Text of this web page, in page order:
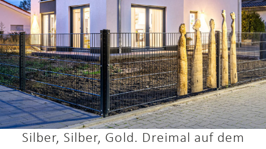
Silber, Silber, Gold. Dreimal auf dem